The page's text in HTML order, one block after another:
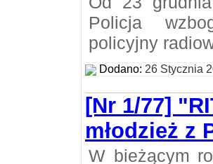
Policja
policyjny
Dodano: 26 Stycznia
[Nr 1/77]
młodzież z
W bieżącym